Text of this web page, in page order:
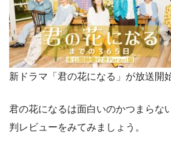
新ドラマ「君の花になる」が放送開
君の花になるは面白いのかつまらな
判レビューをみてみましょう。